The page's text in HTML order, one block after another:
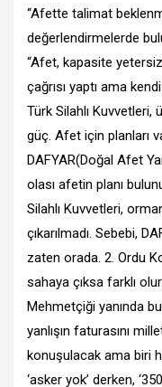
“Afette talimat
değerlendirmelerde
“Afet, kapasite
çağrısı yaptı ama
Türk Silahlı
güç. Afet için planları
DAFYAR(Doğal Afet
olası afetin planı
Silahlı Kuvvetleri,
çıkarılmadı. Sebebi,
zaten orada. 2. Ordu
sahaya çıksa farklı
Mehmetçiği yanında
yanlışın faturasını
konuşulacak ama biri
‘asker yok’ derken,